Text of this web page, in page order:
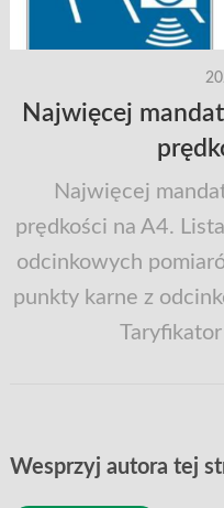
Najwięcej
Najwięcej
prędkości na A4.
odcinkowych
punkty karne z
Wesprzyj autora tej